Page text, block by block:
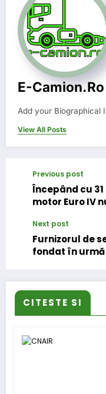
E-Camion.ro
Add your Biographical
View All Posts
Previous post
Începând cu
motor Euro IV
Next post
Furnizorul de
fondat în urmă
CITESTE SI